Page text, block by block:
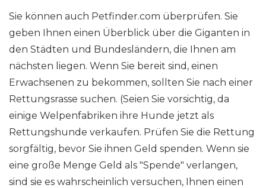
Sie können auch Petfinder.com überprüfen. Sie
geben Ihnen einen Überblick über die Giganten in
den Städten und Bundesländern, die Ihnen am
nächsten liegen. Wenn Sie bereit sind, einen
Erwachsenen zu bekommen, sollten Sie nach einer
Rettungsrasse suchen. (Seien Sie vorsichtig, da
einige Welpenfabriken ihre Hunde jetzt als
Rettungshunde verkaufen. Prüfen Sie die Rettung
sorgfältig, bevor Sie ihnen Geld spenden. Wenn sie
eine große Menge Geld als "Spende" verlangen,
sind sie es wahrscheinlich versuchen, Ihnen einen